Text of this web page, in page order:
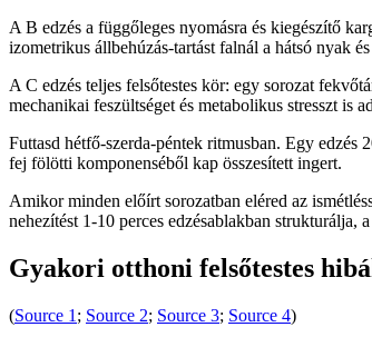
A B edzés a függőleges nyomásra és kiegészítő
izometrikus állbehúzás-tartást falnál a hátsó nyak
A C edzés teljes felsőtestes kör: egy sorozat
mechanikai feszültséget és metabolikus stresszt is
Futtasd hétfő-szerda-péntek ritmusban. Egy
fej fölötti komponenséből kap összesített ingert.
Amikor minden előírt sorozatban eléred az
nehezítést 1-10 perces edzésablakban strukturálja,
Gyakori otthoni felsőtestes
(Source 1 ; Source 2; Source 3; Source 4)